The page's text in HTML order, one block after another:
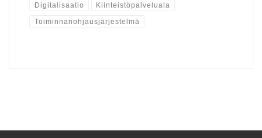
Digitalisaatio Kiinteistöpalveluala
Toiminnanohjausjärjestelmä